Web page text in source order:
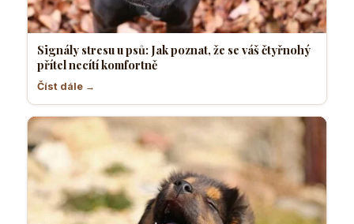
Signály stresu u psů: Jak poznat, že se váš čtyřnohý
přítel necítí komfortně
Číst dále →